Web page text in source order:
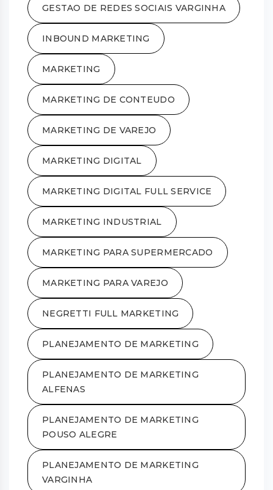
GESTAO DE REDES SOCIAIS VARGINHA
INBOUND MARKETING
MARKETING
MARKETING DE CONTEUDO
MARKETING DE VAREJO
MARKETING DIGITAL
MARKETING DIGITAL FULL SERVICE
MARKETING INDUSTRIAL
MARKETING PARA SUPERMERCADO
MARKETING PARA VAREJO
NEGRETTI FULL MARKETING
PLANEJAMENTO DE MARKETING
PLANEJAMENTO DE MARKETING
ALFENAS
PLANEJAMENTO DE MARKETING
POUSO ALEGRE
PLANEJAMENTO DE MARKETING
VARGINHA